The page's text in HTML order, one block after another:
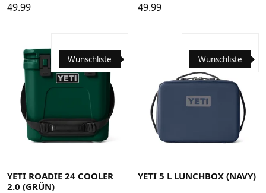
49.99 49.99
Wunschliste
YETI ROADIE 24 COOLER
2.0 (GRÜN)
Wunschliste
YETI 5 L LUNCHBOX (NAVY)